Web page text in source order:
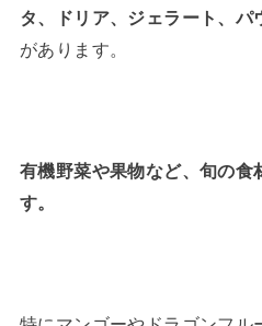
タ、ドリア、ジェラート、パ
があります。
有機野菜や果物など、旬の食
す。